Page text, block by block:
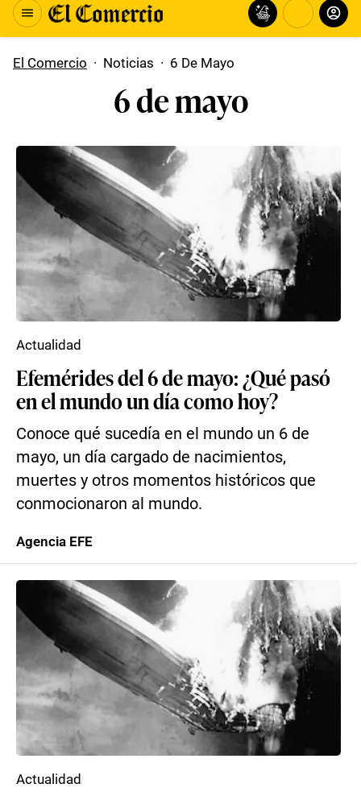
El Comercio · Noticias · 6 De Mayo
6 de mayo
Efemérides del 6 de mayo: ¿Qué pasó
en el mundo un día como hoy?
Conoce qué sucedía en el mundo un 6 de
mayo, un día cargado de nacimientos,
muertes y otros momentos históricos que
conmocionaron al mundo.
Actualidad
Agencia EFE
Actualidad